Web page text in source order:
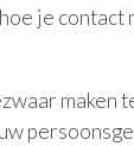
je contact
maken